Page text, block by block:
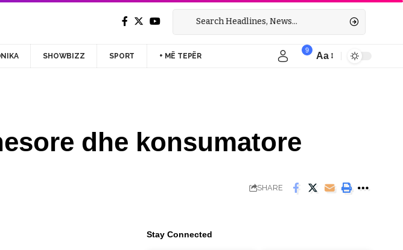
SHOWBIZZ SPORT + MË TEPËR
9
Aa
dhe konsumatore
SHARE
Stay Connected